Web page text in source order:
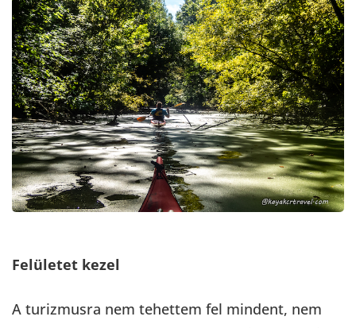
Felületet kezel
A turizmusra nem tehettem fel mindent, nem